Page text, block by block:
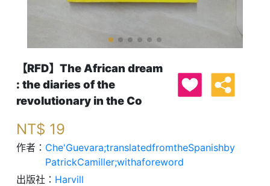
【RFD】The African dream
: the diaries of the
revolutionary in the Co
NT$ 19
作者： Che'Guevara;translatedfromtheSpanishby
PatrickCamiller;withaforeword
出版社： Harvill